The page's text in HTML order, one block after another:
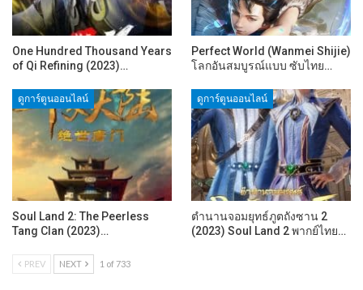
One Hundred Thousand Years
of Qi Refining (2023)…
Perfect World (Wanmei Shijie)
โลกอันสมบูรณ์แบบ ซับไทย…
ดูการ์ตูนออนไลน์
Soul Land 2: The Peerless
Tang Clan (2023)…
ดูการ์ตูนออนไลน์
ตำนานจอมยุทธ์ภูตถังซาน 2
(2023) Soul Land 2 พากย์ไทย…
PREV NEXT 1 of 733